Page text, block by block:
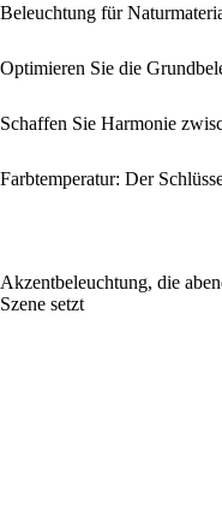
Beleuchtung für
Optimieren Sie die
Schaffen Sie Harmonie
Farbtemperatur: Der
Akzentbeleuchtung, die
Szene setzt